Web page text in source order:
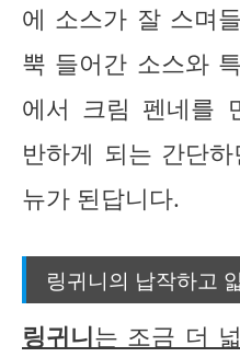
에 소스가 잘 스며
뿍 들어간 소스와
에서 크림 펜네를
반하게 되는 간단
뉴가 된답니다.
링귀니의 납작하고
링귀니는 조금 더